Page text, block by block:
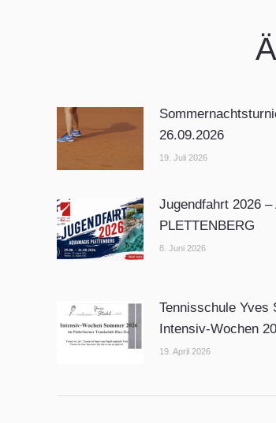
26.09.2026
19. Juli 2026
Jugendfahrt 2026
PLETTENBERG
8. Juni 2026
Tennisschule Yves
Intensiv-Wochen
19. April 2026